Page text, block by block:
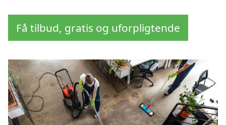
Få tilbud, gratis og uforpligtende